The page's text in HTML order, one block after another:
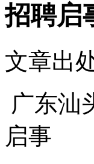
招聘启
文章出
广东汕
启事